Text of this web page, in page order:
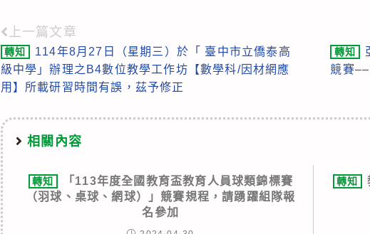
Read
more
articles
上一篇文章
轉知
114年8月27日（星期三）於「 臺中市立僑泰高
級中學」辦理之B4數位教學工作坊【數學科/因材網應
用】所載研習時間有誤，茲予修正
轉知
競賽
相關內容
轉知
「113年度全國教育盃教育人員球類錦標賽
（羽球、桌球、網球）」競賽規程，請踴躍組隊報
名參加
轉知